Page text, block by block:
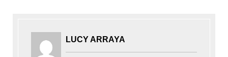
LUCY ARRAYA